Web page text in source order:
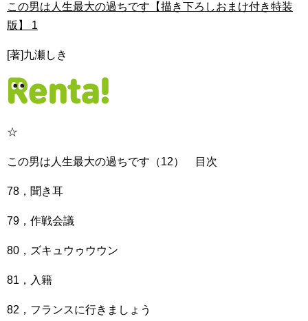
この男は人生最大の過ちです【描き下ろしおまけ付き特装
版】 1
[著]九瀬しき
☆
この男は人生最大の過ちです（12） 目次
78，聞き耳
79，作戦会議
80，ズキュウゥウウン
81，入籍
82，フランスに行きましょう